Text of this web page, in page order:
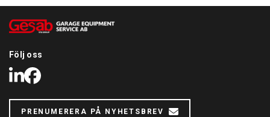
Följ oss
LinkedIn
Facebook
PRENUMERERA PÅ NYHETSBREV